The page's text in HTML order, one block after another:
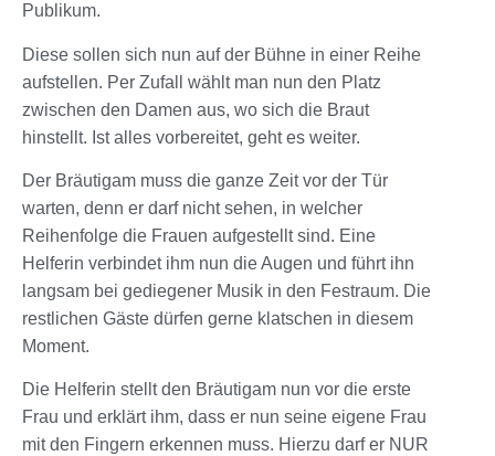
Publikum.
Diese sollen sich nun auf der Bühne in einer Reihe
aufstellen. Per Zufall wählt man nun den Platz
zwischen den Damen aus, wo sich die Braut
hinstellt. Ist alles vorbereitet, geht es weiter.
Der Bräutigam muss die ganze Zeit vor der Tür
warten, denn er darf nicht sehen, in welcher
Reihenfolge die Frauen aufgestellt sind. Eine
Helferin verbindet ihm nun die Augen und führt ihn
langsam bei gediegener Musik in den Festraum. Die
restlichen Gäste dürfen gerne klatschen in diesem
Moment.
Die Helferin stellt den Bräutigam nun vor die erste
Frau und erklärt ihm, dass er nun seine eigene Frau
mit den Fingern erkennen muss. Hierzu darf er NUR